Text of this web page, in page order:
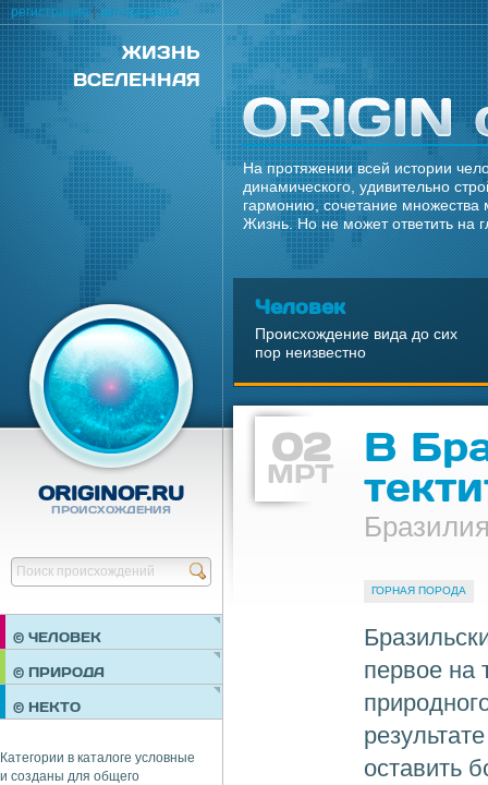
ЖИЗНЬ
ВСЕЛЕННАЯ
На протяжении всей истории
динамического, удивительно
гармонию, сочетание множества
Жизнь. Но не может ответить на
Человек
Происхождение вида до сих
пор неизвестно
ORIGINOF.RU
ПРОИСХОЖДЕНИЯ
© ЧЕЛОВЕК
ПРАЗДНИКИ
ОБЩЕСТВО
© ПРИРОДА
© НЕКТО
Категории в каталоге условные
и созданы для общего
02
МРТ
В
ГОРНАЯ ПОРОДА
первое на
оставить
регистрация|авторизация